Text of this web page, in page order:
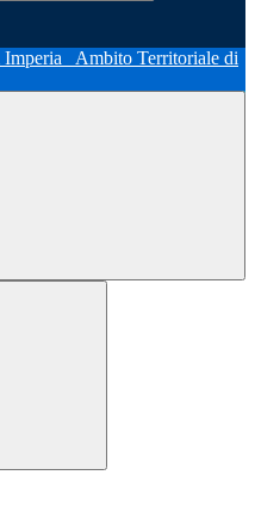
Ambito Territoriale di